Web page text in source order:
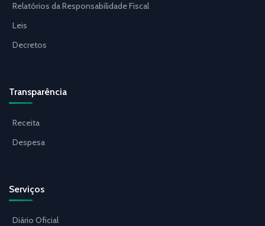
Relatórios da Responsabilidade Fiscal
Leis
Decretos
Transparência
Receita
Despesa
Serviços
Diário Oficial